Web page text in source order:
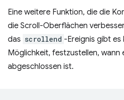
Eine weitere Funktion, die die
die Scroll-Oberflächen
das scrollend -Ereignis gibt es
Möglichkeit, festzustellen, wann
abgeschlossen ist.